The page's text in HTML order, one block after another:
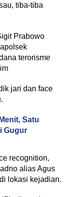
tiba-tiba
Prabowo
terorisme
jari dan face
Satu
Gugur
recognition,
alias Agus
lokasi kejadian.